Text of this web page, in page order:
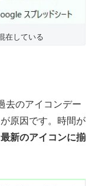
在している
去のアイコンデー
原因です。時間が
新のアイコンに揃